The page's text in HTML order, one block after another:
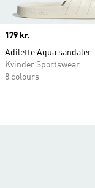
Price
179 kr.
Adilette Aqua sandaler
Kvinder Sportswear
8 colours